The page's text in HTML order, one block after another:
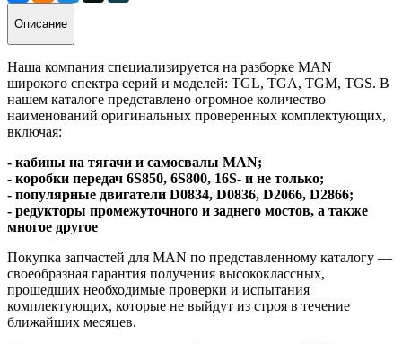
Описание
Наша компания специализируется на разборке MAN
широкого спектра серий и моделей: TGL, TGA, TGM, TGS. В
нашем каталоге представлено огромное количество
наименований оригинальных проверенных комплектующих,
включая:
- кабины на тягачи и самосвалы MAN;
- коробки передач 6S850, 6S800, 16S- и не только;
- популярные двигатели D0834, D0836, D2066, D2866;
- редукторы промежуточного и заднего мостов, а также
многое другое
Покупка запчастей для MAN по представленному каталогу —
своеобразная гарантия получения высококлассных,
прошедших необходимые проверки и испытания
комплектующих, которые не выйдут из строя в течение
ближайших месяцев.